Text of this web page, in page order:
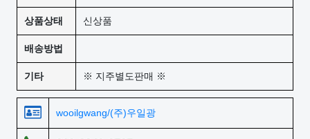
상품상태 신상품
배송방법
기타 ※ 지주별도판매 ※
wooilgwang/(주)우일광